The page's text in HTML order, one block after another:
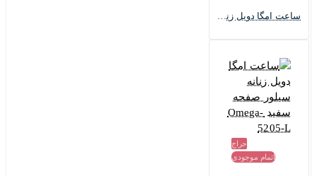
ساعت امگا دویل زنانه سیلور صفحه مشکی Omega-5204-L
حراج
اتمام موجودی